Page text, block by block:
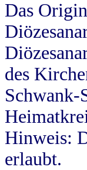
Das
des
Schwank-
Hinweis:
erlaubt.